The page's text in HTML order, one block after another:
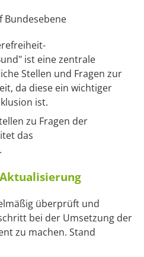
Bundesebene
ist eine zentrale
Stellen und Fragen zur
da diese ein wichtiger
ist.
zu Fragen der
das
überprüft und
bei der Umsetzung der
zu machen. Stand